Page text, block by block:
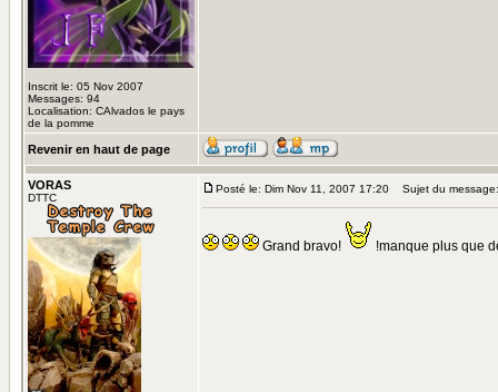
Inscrit le: 05 Nov 2007
Messages: 94
Localisation: CAlvados le pays
de la pomme
Revenir en haut de page
VORAS
DTTC
Posté le: Dim Nov 11, 2007 17:20 Sujet du message:
Grand bravo! !manque plus que